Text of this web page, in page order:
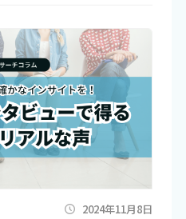
2024年11月8日